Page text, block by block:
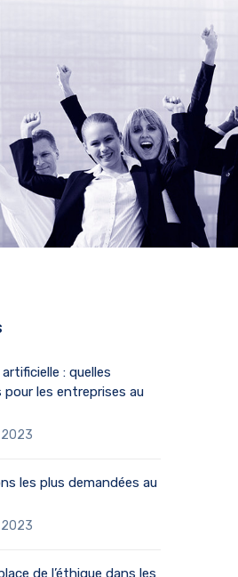
artificielle : quelles
les entreprises au
les plus demandées au
de l’éthique dans les